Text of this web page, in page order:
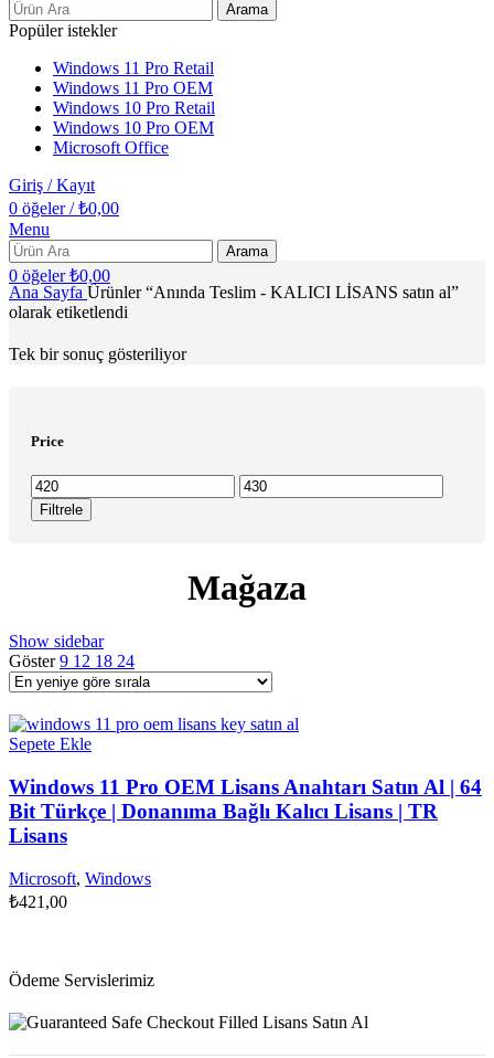
Arama
Popüler istekler
Windows 11 Pro Retail
Windows 11 Pro OEM
Windows 10 Pro Retail
Windows 10 Pro OEM
Microsoft Office
Giriş / Kayıt
0 öğeler / ₺0,00
Menu
Arama
0 öğeler ₺0,00
Ana Sayfa Ürünler “Anında Teslim - KALICI LİSANS satın al”
olarak etiketlendi
Tek bir sonuç gösteriliyor
Price
En
düşük
fiyat
En
yüksek
Filtrele
Mağaza
Show sidebar
Göster9 12 18 24
Sepete Ekle
Windows 11 Pro OEM Lisans Anahtarı Satın Al | 64
Bit Türkçe | Donanıma Bağlı Kalıcı Lisans | TR
Lisans
Microsoft, Windows
₺421,00
Ödeme Servislerimiz